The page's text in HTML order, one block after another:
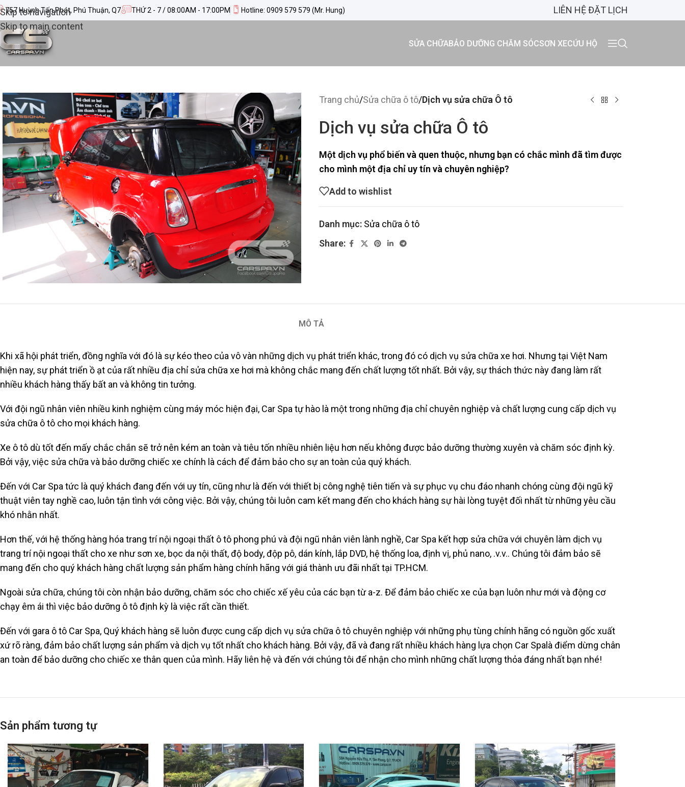
Skip to navigation
Skip to main content
757 Huỳnh Tấn Phát, Phú Thuận, Q7 THỨ 2 - 7 / 08:00AM - 17:00PM Hotline: 0909 579 579 (Mr. Hung) LIÊN HỆ ĐẶT LỊCH
SỬA CHỮABẢO DƯỠNG CHĂM SÓCSƠN XECỨU HỘ
Trang chủ/Sửa chữa ô tô/Dịch vụ sửa chữa Ô tô
Dịch vụ sửa chữa Ô tô
Một dịch vụ phổ biến và quen thuộc, nhưng bạn có chắc mình đã tìm được
cho mình một địa chỉ uy tín và chuyên nghiệp?
Add to wishlist
Danh mục: Sửa chữa ô tô
Share:
MÔ TẢ
Khi xã hội phát triển, đồng nghĩa với đó là sự kéo theo của vô vàn những dịch vụ phát triển khác, trong đó có dịch vụ sửa chữa xe hơi. Nhưng tại Việt Nam
hiện nay, sự phát triển ồ ạt của rất nhiều địa chỉ sửa chữa xe hơi mà không chắc mang đến chất lượng tốt nhất. Bởi vậy, sự thách thức này đang làm rất
nhiều khách hàng thấy bất an và không tin tưởng.
Với đội ngũ nhân viên nhiều kinh nghiệm cùng máy móc hiện đại, Car Spa tự hào là một trong những địa chỉ chuyên nghiệp và chất lượng cung cấp dịch vụ
sửa chữa ô tô cho mọi khách hàng.
Xe ô tô dù tốt đến mấy chắc chắn sẽ trở nên kém an toàn và tiêu tốn nhiều nhiên liệu hơn nếu không được bảo dưỡng thường xuyên và chăm sóc định kỳ.
Bởi vậy, việc sửa chữa và bảo dưỡng chiếc xe chính là cách để đảm bảo cho sự an toàn của quý khách.
Đến với Car Spa tức là quý khách đang đến với uy tín, cũng như là đến với thiết bị công nghệ tiên tiến và sự phục vụ chu đáo nhanh chóng cùng đội ngũ kỹ
thuật viên tay nghề cao, luôn tận tình với công việc. Bởi vậy, chúng tôi luôn cam kết mang đến cho khách hàng sự hài lòng tuyệt đối nhất từ những yêu cầu
khó nhằn nhất.
Hơn thế, với hệ thống hàng hóa trang trí nội ngoại thất ô tô phong phú và đội ngũ nhân viên lành nghề, Car Spa kết hợp sửa chữa với chuyên làm dịch vụ
trang trí nội ngoại thất cho xe như sơn xe, bọc da nội thất, độ body, độp pô, dán kính, lắp DVD, hệ thống loa, định vị, phủ nano, .v.v.. Chúng tôi đảm bảo sẽ
mang đến cho quý khách hàng chất lượng sản phẩm hàng chính hãng với giá thành ưu đãi nhất tại TP.HCM.
Ngoài sửa chữa, chúng tôi còn nhận bảo dưỡng, chăm sóc cho chiếc xế yêu của các bạn từ a-z. Để đảm bảo chiếc xe của bạn luôn như mới và động cơ
chạy êm ái thì việc bảo dưỡng ô tô định kỳ là việc rất cần thiết.
Đến với gara ô tô Car Spa, Quý khách hàng sẽ luôn được cung cấp dịch vụ sửa chữa ô tô chuyên nghiệp với những phụ tùng chính hãng có nguồn gốc xuất
xứ rõ ràng, đảm bảo chất lượng sản phẩm và dịch vụ tốt nhất cho khách hàng. Bởi vậy, đã và đang rất nhiều khách hàng lựa chọn Car Spalà điểm dừng chân
an toàn để bảo dưỡng cho chiếc xe thân quen của mình. Hãy liên hệ và đến với chúng tôi để nhận cho mình những chất lượng thỏa đáng nhất bạn nhé!
Sản phẩm tương tự